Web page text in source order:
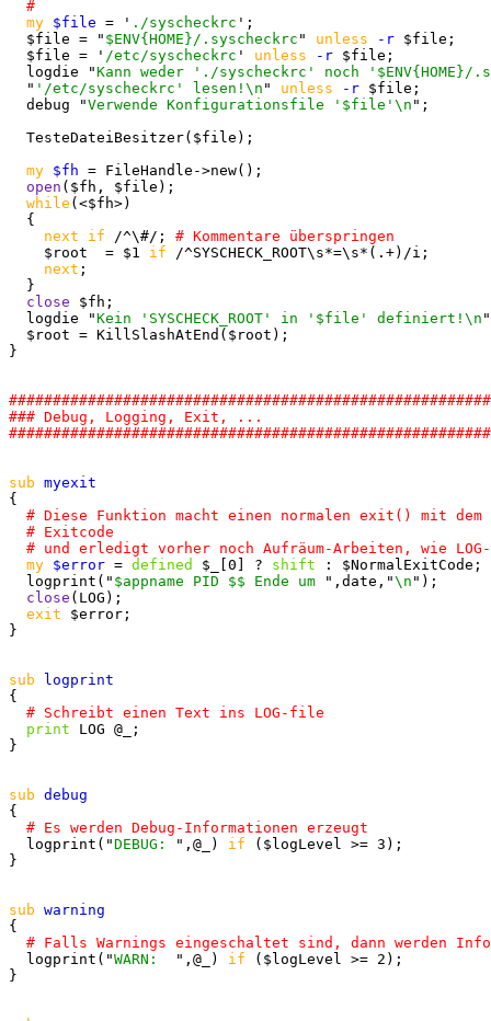
my $file = ' ./syscheckrc ';
  $file = "
$ENV{ HOME }/.syscheckrc " unless -r $file;
  $file = '
/etc/syscheckrc ' unless -r $file;
  logdie "
Kann weder './syscheckrc' noch '$ENV{ HOME }/
  "
'/etc/syscheckrc' lesen!\n " unless -r $file;
  debug "
Verwende Konfigurationsfile '$file'\n ";
  TesteDateiBesitzer($file);
my $fh = FileHandle->new();
open ($fh, $file);
while (<$fh>)
  {
next
if /^\#/;
    $root  = $1
if /^SYSCHECK_ROOT\s*=\s*(.+)/i;
next ;
  }
close $fh;
  logdie "
Kein 'SYSCHECK_ROOT' in '$file' definiert!\n
  $root = KillSlashAtEnd($root);
}
### Debug, Logging, Exit, ...
sub
{
my $error = defined $_[0] ? shift : $NormalExitCode;
  logprint("
$appname PID $$ Ende um ",date,"\n ");
close (LOG);
exit $error;
}
sub
{
print LOG @_;
}
sub
{
  logprint("
DEBUG: ",@_) if ($logLevel >= 3);
}
sub
{
  logprint("
WARN: ",@_) if ($logLevel >= 2);
}